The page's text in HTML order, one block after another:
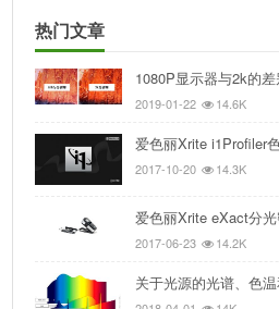
热门文章
1080P显示器与2k的
2019-01-22 14.6K
爱色丽Xrite i1Profiler
2017-10-20 14.3K
爱色丽Xrite eXact分
2017-06-23 14.2K
关于光源的光谱、色